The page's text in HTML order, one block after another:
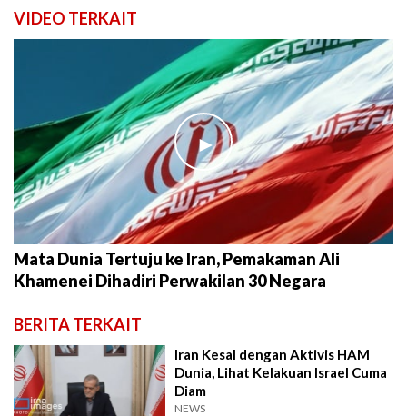
VIDEO TERKAIT
►
Mata Dunia Tertuju ke Iran, Pemakaman Ali
Khamenei Dihadiri Perwakilan 30 Negara
BERITA TERKAIT
Iran Kesal dengan Aktivis HAM
Dunia, Lihat Kelakuan Israel Cuma
Diam
NEWS